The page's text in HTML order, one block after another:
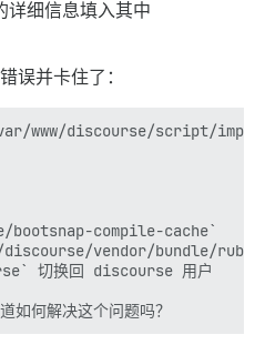
详细信息填入其中
误并卡住了：
app:/var/www/
bootsnap-compile-cache`
vendor/bundle/
切换回 discourse 用户
如何解决这个问题吗？